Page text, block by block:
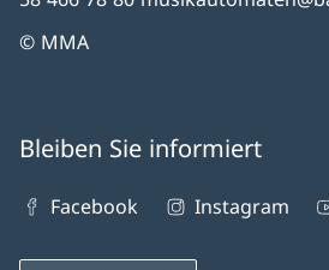
© MMA
Bleiben Sie informiert
Facebook Instagram